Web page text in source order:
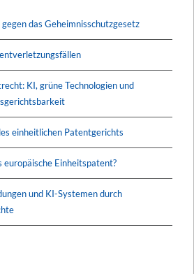
das Geheimnisschutzgesetz
KI, grüne Technologien und
einheitlichen Patentgerichts
europäische Einheitspatent?
und KI-Systemen durch